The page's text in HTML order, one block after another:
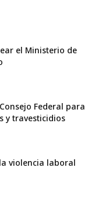
el Ministerio de
Federal para
y travesticidios
violencia laboral